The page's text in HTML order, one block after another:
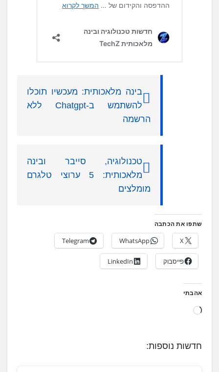
בינה מלאכותית: מעכשיו תוכלו
להשתמש ב-Chatgpt ללא
הרשמה
טכנולוגיה, סייבר ובינה
מלאכותית: 5 ערוצי טלגרם
מומלצים
שתפו את הכתבה
X
WhatsApp
Telegram
פייסבוק LinkedIn
אהבתי
ט
חדשות נוספות: